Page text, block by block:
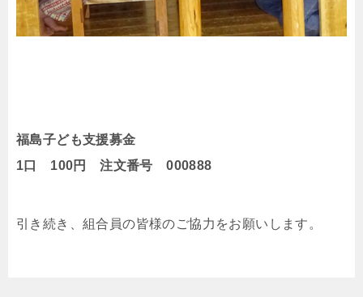
福島子ども支援募金
1口 100円 注文番号 000888
引き続き、組合員の皆様のご協力をお願いします。